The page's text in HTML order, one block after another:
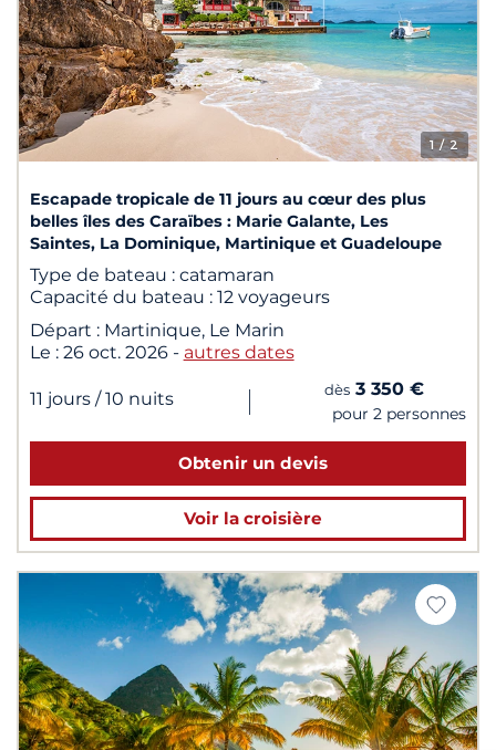
1/ 2
Escapade tropicale de 11 jours au cœur des plus
belles îles des Caraïbes : Marie Galante, Les
Saintes, La Dominique, Martinique et Guadeloupe
Type de bateau : catamaran
Capacité du bateau : 12 voyageurs
Départ : Martinique, Le Marin
Le : 26 oct. 2026 - autres dates
11 jours / 10 nuits | dès 3 350 €
pour 2 personnes
Obtenir un devis
Voir la croisière